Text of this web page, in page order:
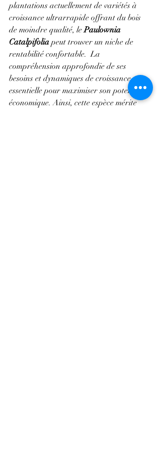
plantations actuellement de variétés à
croissance ultrarrapide offrant du bois
de moindre qualité, le Paulownia
Catalpifolia peut trouver un niche de
rentabilité confortable.  La
compréhension approfondie de ses
besoins et dynamiques de croissance est
essentielle pour maximiser son potentiel
économique. Ainsi, cette espèce mérite